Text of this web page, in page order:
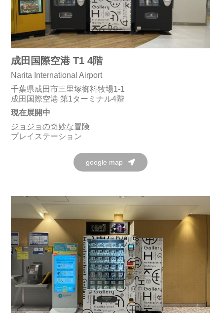
成田国際空港 T1 4階
Narita International Airport
千葉県成田市三里塚御料牧場1-1
成田国際空港 第1ターミナル4階
現在展開中
ジョジョの奇妙な冒険
プレイステーション
google map